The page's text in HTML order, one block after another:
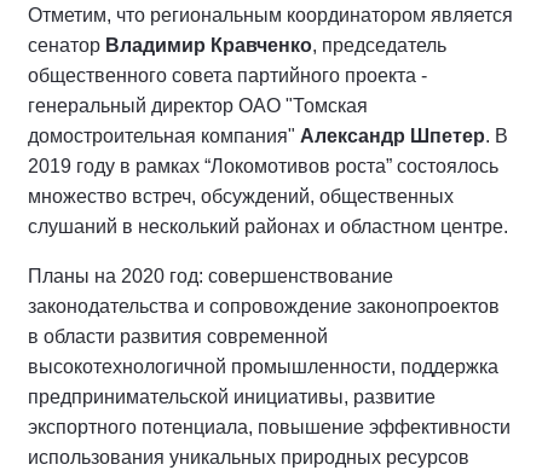
Отметим, что региональным координатором является
сенатор Владимир Кравченко, председатель
общественного совета партийного проекта -
генеральный директор ОАО "Томская
домостроительная компания" Александр Шпетер. В
2019 году в рамках “Локомотивов роста” состоялось
множество встреч, обсуждений, общественных
слушаний в несколький районах и областном центре.
Планы на 2020 год: совершенствование
законодательства и сопровождение законопроектов
в области развития современной
высокотехнологичной промышленности, поддержка
предпринимательской инициативы, развитие
экспортного потенциала, повышение эффективности
использования уникальных природных ресурсов